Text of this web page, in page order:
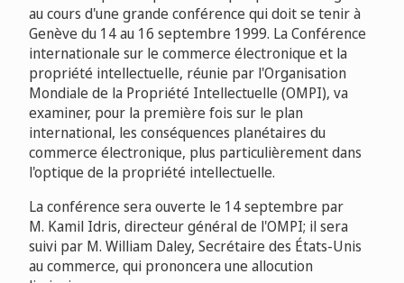
au cours d'une grande conférence qui doit se tenir à
Genève du 14 au 16 septembre 1999. La Conférence
internationale sur le commerce électronique et la
propriété intellectuelle, réunie par l'Organisation
Mondiale de la Propriété Intellectuelle (OMPI), va
examiner, pour la première fois sur le plan
international, les conséquences planétaires du
commerce électronique, plus particulièrement dans
l'optique de la propriété intellectuelle.
La conférence sera ouverte le 14 septembre par
M. Kamil Idris, directeur général de l'OMPI; il sera
suivi par M. William Daley, Secrétaire des États-Unis
au commerce, qui prononcera une allocution